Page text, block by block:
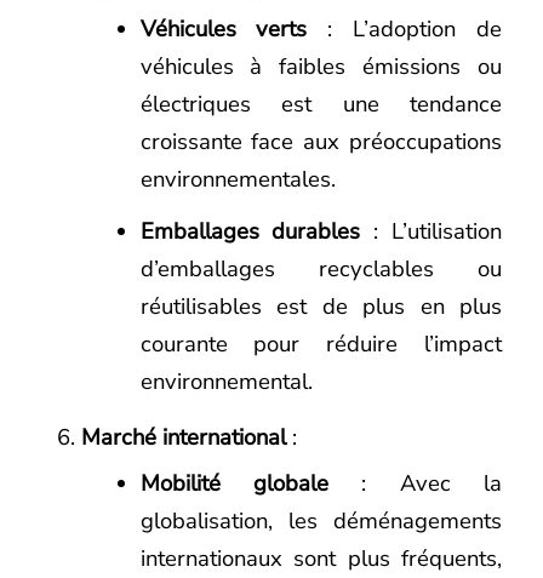
Véhicules verts : L’adoption de
véhicules à faibles émissions ou
électriques est une tendance
croissante face aux préoccupations
environnementales.
Emballages durables : L’utilisation
d’emballages recyclables ou
réutilisables est de plus en plus
courante pour réduire l’impact
environnemental.
Marché international:
Mobilité globale : Avec la
globalisation, les déménagements
internationaux sont plus fréquents,